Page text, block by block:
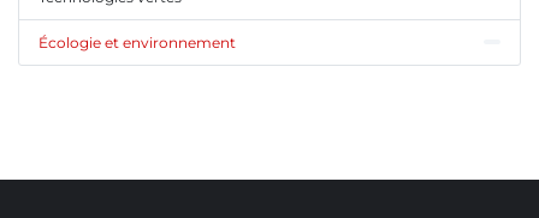
Écologie et environnement